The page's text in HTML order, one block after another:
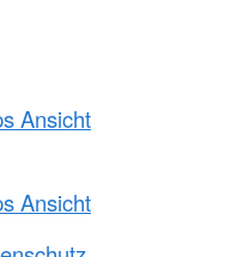
Ansicht
Ansicht